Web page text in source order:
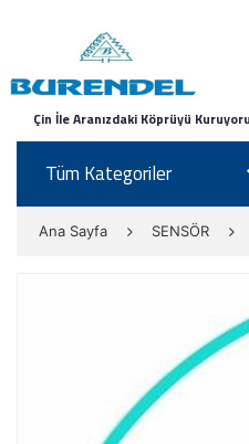
Çin İle Aranızdaki Köprüyü
Tüm Kategoriler
Ana Sayfa SENSÖR